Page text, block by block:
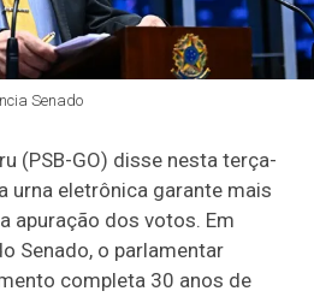
Senado
(PSB-GO) disse nesta terça-
urna eletrônica garante mais
apuração dos votos. Em
Senado, o parlamentar
completa 30 anos de